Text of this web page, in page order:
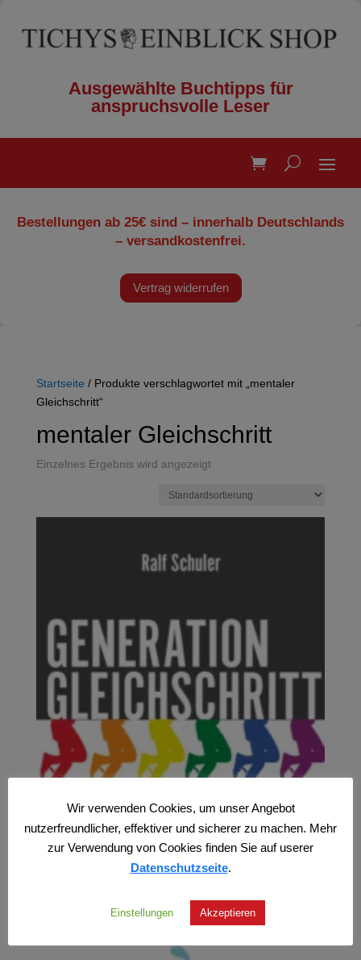
Ausgewählte Buchtipps für
anspruchsvolle Leser
Bestellungen ab 25€ sind – innerhalb Deutschlands
– versandkostenfrei.
Vertrag widerrufen
Startseite / Produkte verschlagwortet mit „mentaler
Gleichschritt“
mentaler Gleichschritt
Einzelnes Ergebnis wird angezeigt
Wir verwenden Cookies, um unser Angebot
nutzerfreundlicher, effektiver und sicherer zu machen. Mehr
zur Verwendung von Cookies finden Sie auf userer
Datenschutzseite.
Einstellungen Akzeptieren